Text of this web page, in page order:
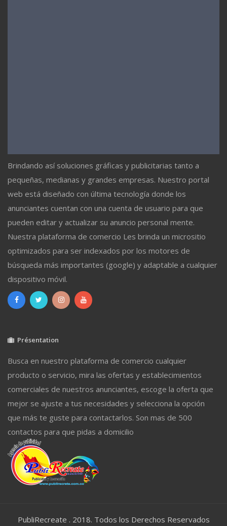
Brindando así soluciones gráficas y publicitarias tanto a
pequeñas, medianas y grandes empresas. Nuestro portal
web está diseñado con última tecnología donde los
anunciantes cuentan con una cuenta de usuario para que
pueden editar y actualizar su anuncio personal mente.
Nuestra plataforma de comercio Les brinda un micrositio
optimizados para ser indexados por los motores de
búsqueda más importantes (google) y adaptable a cualquier
dispositivo móvil.
Présentation
Busca en nuestro plataforma de comercio cualquier
producto o servicio, mira las ofertas y establecimientos
comerciales de nuestros anunciantes, escoge la oferta que
mejor se ajuste a tus necesidades y selecciona la opción
que más te guste para contactarlos. Son mas de 500
contactos para que pidas a domicilio
PubliRecreate . 2018. Todos los Derechos Reservados